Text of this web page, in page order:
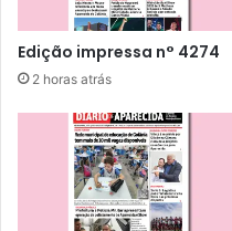
Edição impressa n° 4274
2 horas atrás